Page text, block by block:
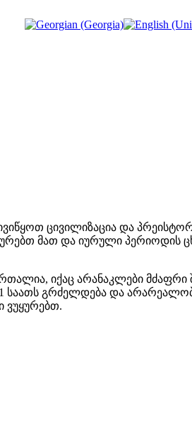
ცივილიზაცია და
მათ და იურული პერიოდის
იქაც არანაკლები
საათს გრძელდება და
ვუყურებთ.